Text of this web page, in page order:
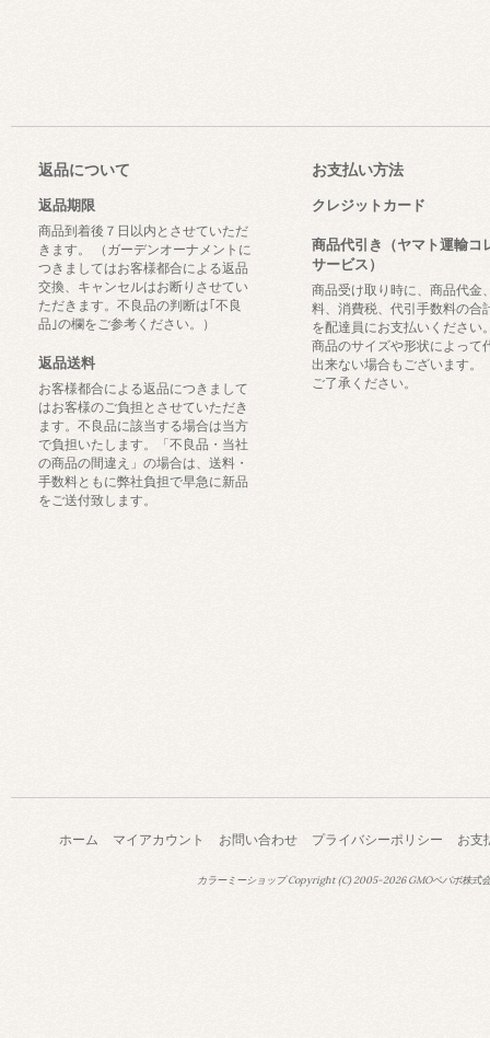
返品について
返品期限
商品到着後７日以内とさせていただ
きます。 （ガーデンオーナメントに
つきましてはお客様都合による返品
交換、キャンセルはお断りさせてい
ただきます。不良品の判断は｢不良
品｣の欄をご参考ください。）
返品送料
お客様都合による返品につきまして
はお客様のご負担とさせていただき
ます。不良品に該当する場合は当方
で負担いたします。「不良品・当社
の商品の間違え」の場合は、送料・
手数料ともに弊社負担で早急に新品
をご送付致します。
お支払い方法
クレジットカード
商品代引き（ヤマト運輸コ
サービス）
商品受け取り時に、商品代金
料、消費税、代引手数料の合
を配達員にお支払いください
商品のサイズや形状によって
出来ない場合もございます。
ご了承ください。
ホーム マイアカウント お問い合わせ プライバシーポリシー お支
カラーミーショップCopyright (C) 2005-2026GMOペパボ株式